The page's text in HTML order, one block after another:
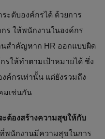
ะดับองค์กรได้ ด้วยการ
ร ให้พนักงานในองค์กร
นสำคัญหาก HR ออกแบบผิด
ให้ทำตามเป้าหมายได้ ซึ่ง
ค์กรเท่านั้น แต่ยังรวมถึง
มเช่นกัน
ะต้องสร้างความสุขให้กับ
ที่พนักงานมีความสุขในการ